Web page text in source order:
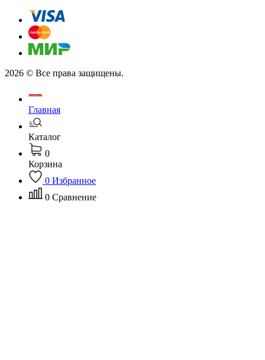
2026 © Все права защищены.
Главная
Каталог
0
Корзина
0 Избранное
0 Сравнение